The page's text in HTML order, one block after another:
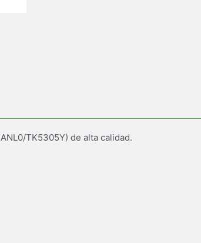
TK5305Y) de alta calidad.